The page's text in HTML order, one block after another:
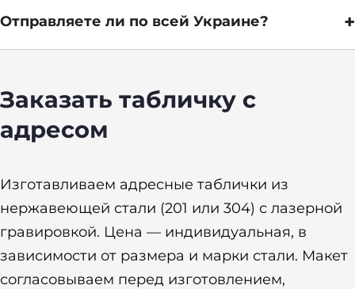
Отправляете ли по всей Украине? +
Заказать табличку с
адресом
Изготавливаем адресные таблички из
нержавеющей стали (201 или 304) с лазерной
гравировкой. Цена — индивидуальная, в
зависимости от размера и марки стали. Макет
согласовываем перед изготовлением,